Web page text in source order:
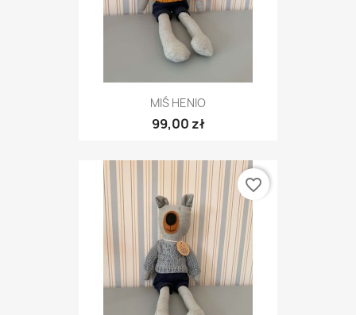
MIŚ HENIO
99,00 zł
favorite_border